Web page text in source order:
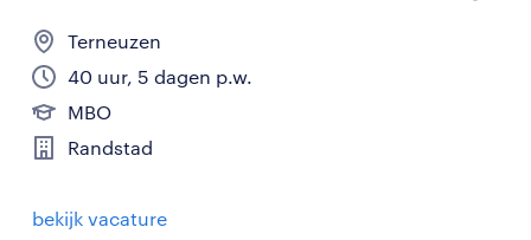
Terneuzen
40 uur, 5 dagen p.w.
MBO
Randstad
bekijk vacature